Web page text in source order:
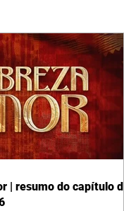
| resumo do capítulo de